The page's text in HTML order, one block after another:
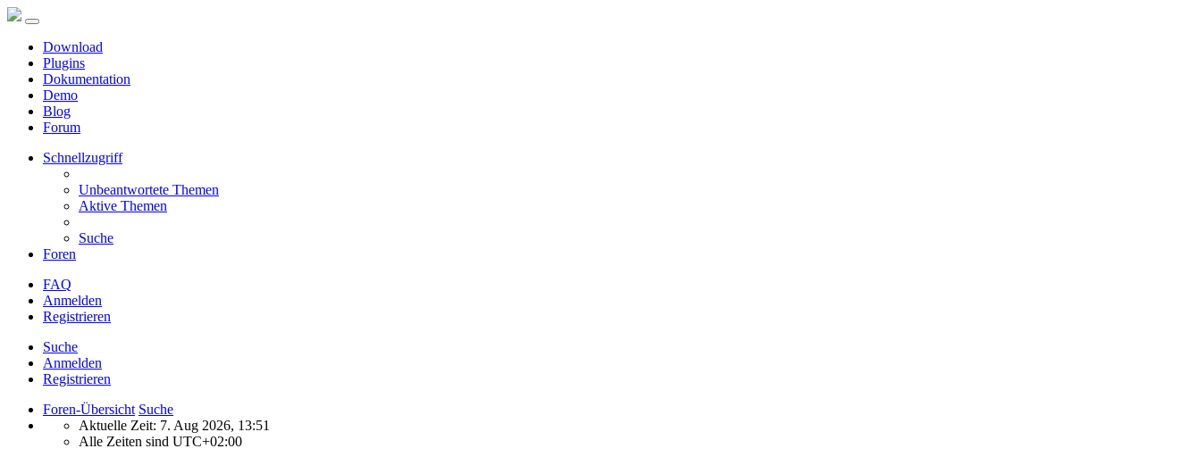
Download
Plugins
Dokumentation
Demo
Blog
Forum
Schnellzugriff
Unbeantwortete Themen
Aktive Themen
Suche
Foren
FAQ
Anmelden
Registrieren
Suche
Anmelden
Registrieren
Foren-Übersicht Suche
Aktuelle Zeit: 7. Aug 2026, 13:51
Alle Zeiten sind UTC+02:00